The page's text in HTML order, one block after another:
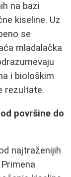
na bazi
kiseline. Uz
se
mladalačka
i biološkim
rezultate.
površine do
najtraženijih